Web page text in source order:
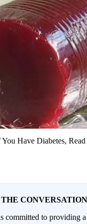
Have Diabetes,
THE CONVERSATION
committed to providing